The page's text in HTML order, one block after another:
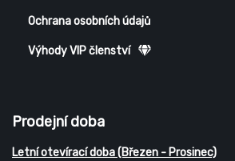
Ochrana osobních údajů
Výhody VIP členství
Prodejní doba
Letní otevírací doba (Březen - Prosinec)